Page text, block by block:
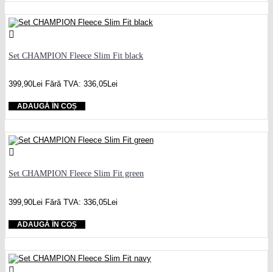
Set CHAMPION Fleece Slim Fit black
399,90Lei Fără TVA: 336,05Lei
ADAUGĂ ÎN COȘ
Set CHAMPION Fleece Slim Fit green
399,90Lei Fără TVA: 336,05Lei
ADAUGĂ ÎN COȘ